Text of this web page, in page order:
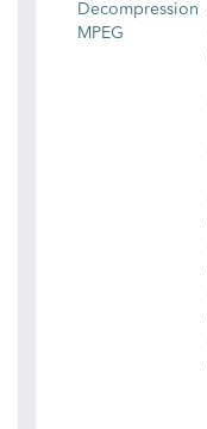
Decompression
MPEG